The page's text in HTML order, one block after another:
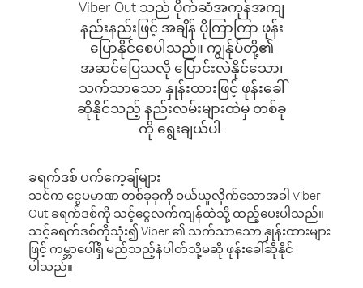
Viber Out သည် ပိုက်ဆံအကုန်အကျ
နည်းနည်းဖြင့် အချိန် ပိုကြာကြာ ဖုန်း
ပြောနိုင်စေပါသည်။ ကျွန်ုပ်တို့၏
အဆင်ပြေသလို ပြောင်းလဲနိုင်သော၊
သက်သာသော နှုန်းထားဖြင့် ဖုန်းခေါ်
ဆိုနိုင်သည့် နည်းလမ်းများထဲမှ တစ်ခု
ကို ရွေးချယ်ပါ-
ခရက်ဒစ် ပက်ကေ့ချ်များ
သင်က ငွေပမာဏ တစ်ခုခုကို ဝယ်ယူလိုက်သောအခါ Viber
Out ခရက်ဒစ်ကို သင့်ငွေလက်ကျန်ထဲသို့ ထည့်ပေးပါသည်။
သင့်ခရက်ဒစ်ကိုသုံး၍ Viber ၏ သက်သာသော နှုန်းထားများ
ဖြင့် ကမ္ဘာပေါ်ရှိ မည်သည့်နံပါတ်သို့မဆို ဖုန်းခေါ်ဆိုနိုင်
ပါသည်။